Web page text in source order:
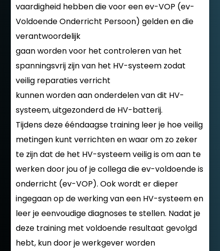
vaardigheid hebben die voor een ev-VOP (ev-
Voldoende Onderricht Persoon) gelden en die
verantwoordelijk
gaan worden voor het controleren van het
spanningsvrij zijn van het HV-systeem zodat
veilig reparaties verricht
kunnen worden aan onderdelen van dit HV-
systeem, uitgezonderd de HV-batterij.
Tijdens deze ééndaagse training leer je hoe veilig
metingen kunt verrichten en waar om zo zeker
te zijn dat de het HV-systeem veilig is om aan te
werken door jou of je collega die ev-voldoende is
onderricht (ev-VOP). Ook wordt er dieper
ingegaan op de werking van een HV-systeem en
leer je eenvoudige diagnoses te stellen. Nadat je
deze training met voldoende resultaat gevolgd
hebt, kun door je werkgever worden